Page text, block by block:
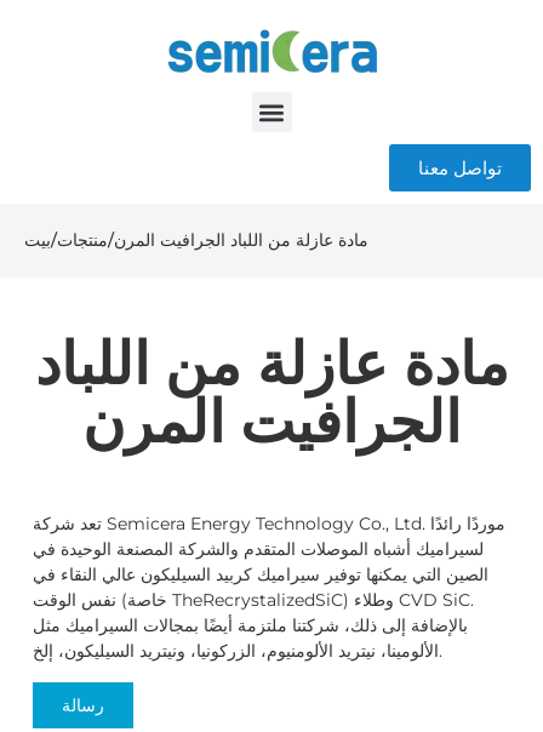
تواصل معنا
بيت/منتجات/مادة عازلة من اللباد الجرافيت المرن
مادة عازلة من اللباد
الجرافيت المرن
تعد شركة Semicera Energy Technology Co., Ltd. موردًا رائدًا
لسيراميك أشباه الموصلات المتقدم والشركة المصنعة الوحيدة في
الصين التي يمكنها توفير سيراميك كربيد السيليكون عالي النقاء في
نفس الوقت (خاصة TheRecrystalizedSiC) وطلاء CVD SiC.
بالإضافة إلى ذلك، شركتنا ملتزمة أيضًا بمجالات السيراميك مثل
الألومينا، نيتريد الألومنيوم، الزركونيا، ونيتريد السيليكون، إلخ.
رسالة